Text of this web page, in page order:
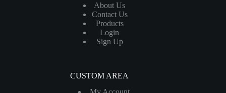
About Us
Contact Us
Products
Login
Sign Up
CUSTOM AREA